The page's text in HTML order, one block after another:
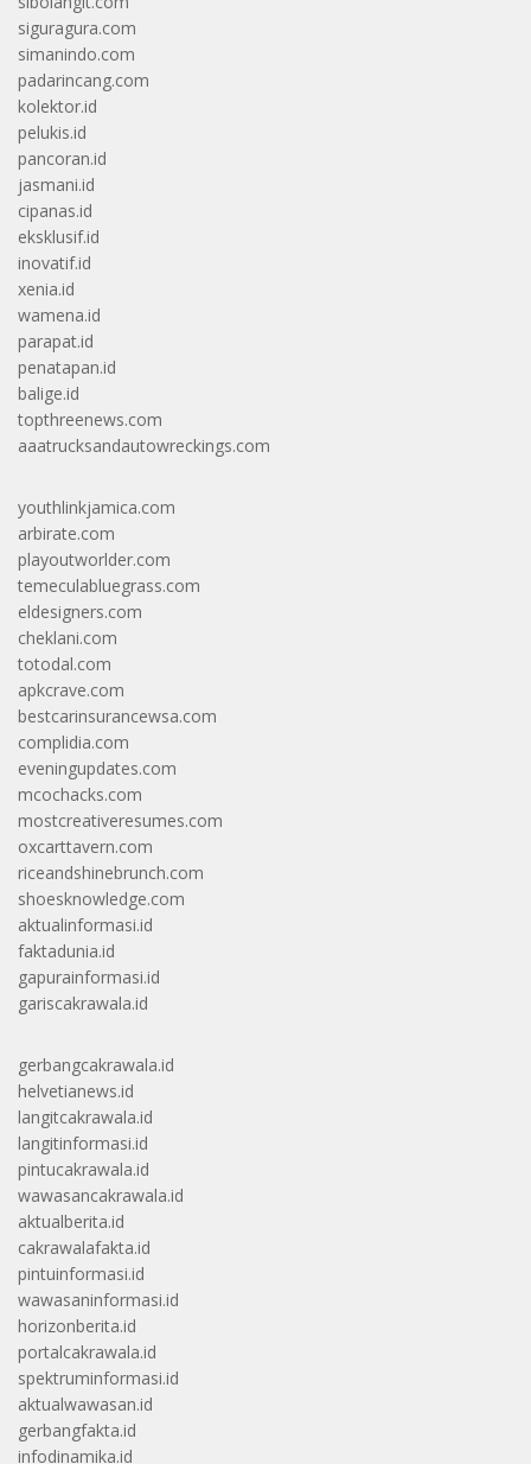
siguragura.com
simanindo.com
padarincang.com
kolektor.id
pelukis.id
pancoran.id
jasmani.id
cipanas.id
eksklusif.id
inovatif.id
xenia.id
wamena.id
parapat.id
penatapan.id
balige.id
topthreenews.com
aaatrucksandautowreckings.com
youthlinkjamica.com
arbirate.com
playoutworlder.com
temeculabluegrass.com
eldesigners.com
cheklani.com
totodal.com
apkcrave.com
bestcarinsurancewsa.com
complidia.com
eveningupdates.com
mcochacks.com
mostcreativeresumes.com
oxcarttavern.com
riceandshinebrunch.com
shoesknowledge.com
aktualinformasi.id
faktadunia.id
gapurainformasi.id
gariscakrawala.id
gerbangcakrawala.id
helvetianews.id
langitcakrawala.id
langitinformasi.id
pintucakrawala.id
wawasancakrawala.id
aktualberita.id
cakrawalafakta.id
pintuinformasi.id
wawasaninformasi.id
horizonberita.id
portalcakrawala.id
spektruminformasi.id
aktualwawasan.id
gerbangfakta.id
infodinamika.id